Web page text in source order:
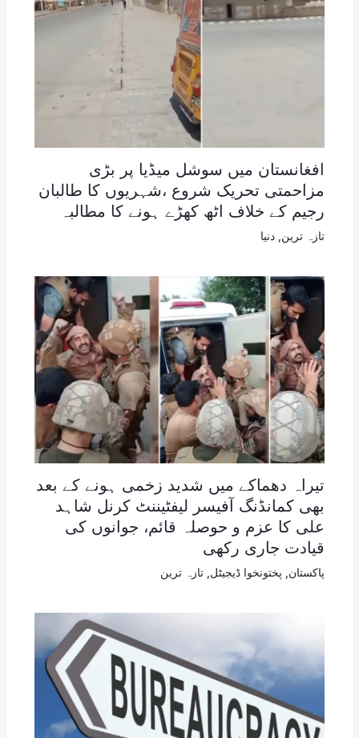
افغانستان میں سوشل میڈیا پر بڑی
مزاحمتی تحریک شروع ،شہریوں کا طالبان
رجیم کے خلاف اٹھ کھڑے ہونے کا مطالبہ
تازہ ترین دنیا
تیراہ دھماکے میں شدید زخمی ہونے کے بعد
بھی کمانڈنگ آفیسر لیفٹیننٹ کرنل شاہد
علی کا عزم و حوصلہ قائم، جوانوں کی
قیادت جاری رکھی
پاکستان پختونخوا ڈیجیٹل تازہ ترین